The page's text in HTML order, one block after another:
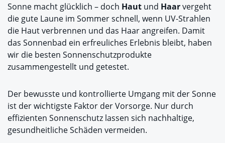
Sonne macht glücklich – doch Haut und Haarvergeht
die gute Laune im Sommer schnell, wenn UV-Strahlen
die Haut verbrennen und das Haar angreifen. Damit
das Sonnenbad ein erfreuliches Erlebnis bleibt, haben
wir die besten Sonnenschutzprodukte
zusammengestellt und getestet.
Der bewusste und kontrollierte Umgang mit der Sonne
ist der wichtigste Faktor der Vorsorge. Nur durch
effizienten Sonnenschutz lassen sich nachhaltige,
gesundheitliche Schäden vermeiden.